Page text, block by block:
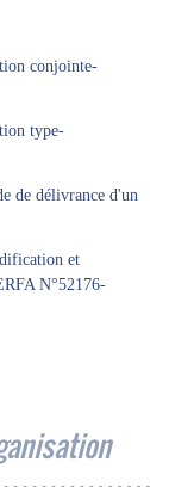
conjointe-
type-
de délivrance d'un
et
N°52176-